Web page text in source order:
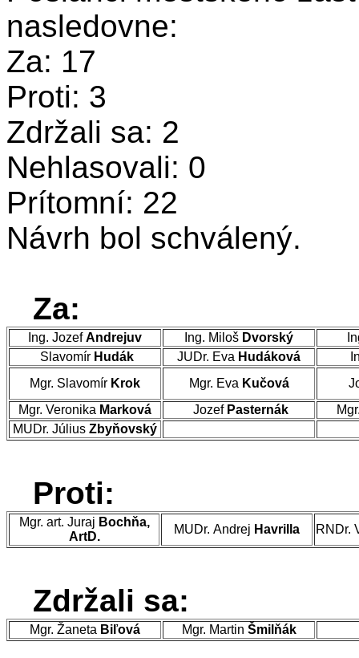
nasledovne:
Za: 17
Proti: 3
Zdržali sa: 2
Nehlasovali: 0
Prítomní: 22
Návrh bol schválený.
Za:
Ing. JozefAndrejuv Ing. Miloš Dvorský
Slavomír Hudák JUDr. Eva Hudáková
Mgr. Slavomír Krok Mgr. Eva Kučová
Mgr. Veronika Marková Jozef Pasternák
MUDr. Július Zbyňovský
Proti:
Mgr. art. Juraj Bochňa,
ArtD.
MUDr. Andrej Havrilla RNDr.
Zdržali sa:
Mgr. Žaneta Biľová Mgr. Martin Šmilňák